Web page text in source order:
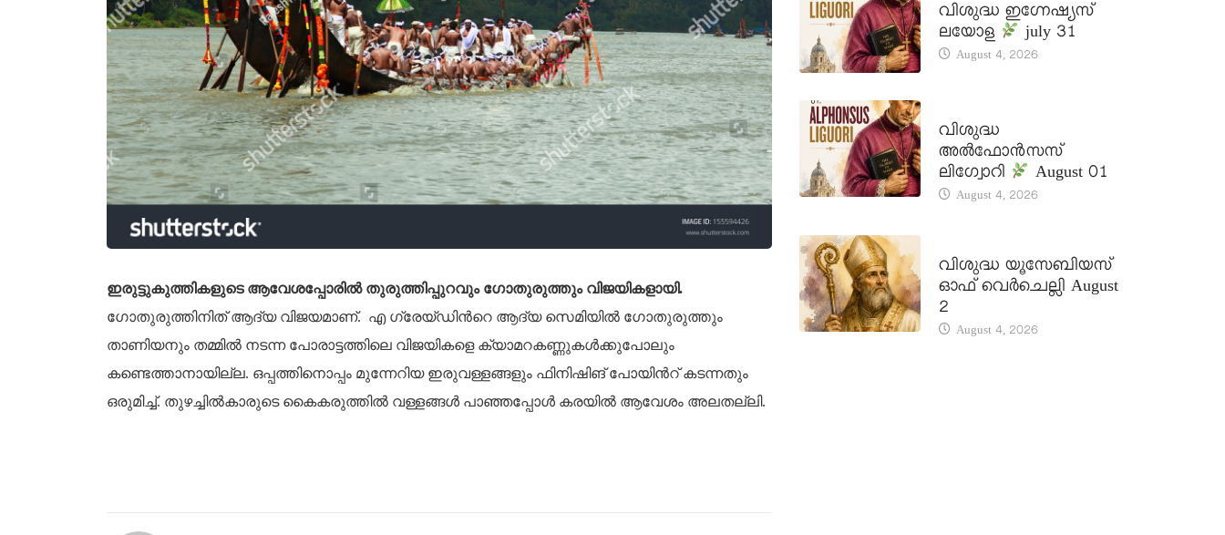
ഇരുട്ടുകുത്തികളുടെ ആവേശപ്പോരിൽ തുരുത്തിപ്പുറവും ഗോതുരുത്തും വിജയികളായി.
ഗോതുരുത്തിനിത് ആദ്യ വിജയമാണ്. എ ഗ്രേയ്‌ഡിൻറെ ആദ്യ സെമിയിൽ ഗോതുരുത്തും
താണിയനും തമ്മിൽ നടന്ന പോരാട്ടത്തിലെ വിജയികളെ ക്യാമറകണ്ണുകൾക്കുപോലും
കണ്ടെത്താനായില്ല. ഒപ്പത്തിനൊപ്പം മുന്നേറിയ ഇരുവള്ളങ്ങളും ഫിനിഷിങ് പോയിൻറ് കടന്നതും
ഒരുമിച്ച്. തുഴച്ചിൽകാരുടെ കൈകരുത്തിൽ വള്ളങ്ങൾ പാഞ്ഞപ്പോൾ കരയിൽ ആവേശം അലതല്ലി.
വിശുദ്ധ ഇഗ്നേഷ്യസ്
ലയോള
july 31
August 4, 2026
വിശുദ്ധ
അൽഫോൻസസ്
ലിഗ്വോറി
August 01
August 4, 2026
വിശുദ്ധ യൂസേബിയസ്
ഓഫ് വെർചെല്ലി August
2
August 4, 2026